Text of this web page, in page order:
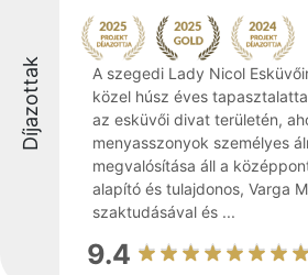
Díjazottak
A szegedi Lady Nicol
közel húsz éves
az esküvői divat területén,
menyasszonyok személyes
megvalósítása áll a
alapító és tulajdonos, Varga
szaktudásával és ...
9.4